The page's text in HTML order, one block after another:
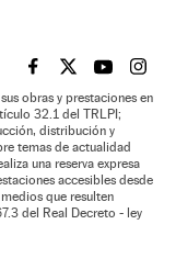
EL PAÍS BRASIL EN
EL PAÍSEL PAÍS
EL
obras y prestaciones en
32.1 del TRLPI;
distribución y
temas de actualidad
una reserva expresa
accesibles desde
que resulten
del Real Decreto - ley